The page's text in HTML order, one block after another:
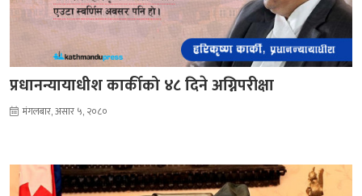
प्रधानन्यायाधीश कार्कीको ४८ दिने अग्निपरीक्षा
मंगलबार, असार ५, २०८०